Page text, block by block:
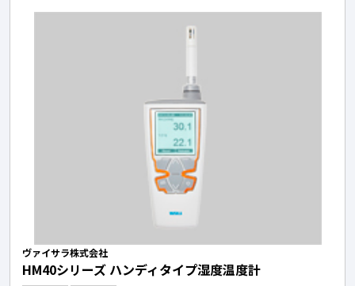
ヴァイサラ株式会社
HM40シリーズ ハンディタイプ湿度温度計